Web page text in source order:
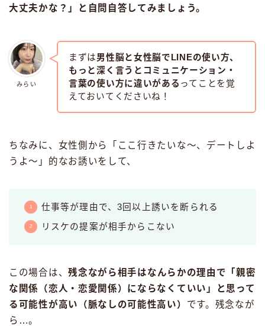
大丈夫かな？」と自問自答してみましょう。
みらい
まずは男性脳と女性脳でLINEの使い方、
もっと深く言うとコミュニケーション・
言葉の使い方に違いがある ってことを覚
えておいてくださいね！
ちなみに、女性側から「ここ行きたいな〜、デートしよ
うよ〜」的なお誘いをして、
仕事等が理由で、3回以上誘いを断られる
リスケの提案が相手からこない
この場合は、残念ながら相手はなんらかの理由で「親密
な関係（恋人・恋愛関係）にならなくていい」と思って
る可能性が高い（脈なしの可能性高い） です。残念なが
ら…。